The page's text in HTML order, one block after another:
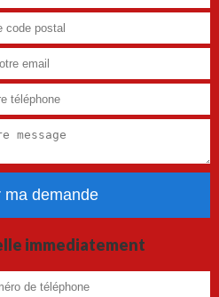
immediatement